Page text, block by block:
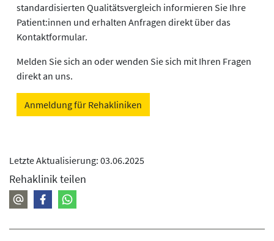
standardisierten Qualitätsvergleich informieren Sie Ihre
Patient:innen und erhalten Anfragen direkt über das
Kontaktformular.
Melden Sie sich an oder wenden Sie sich mit Ihren Fragen
direkt an uns.
Anmeldung für Rehakliniken
Letzte Aktualisierung: 03.06.2025
Rehaklinik teilen